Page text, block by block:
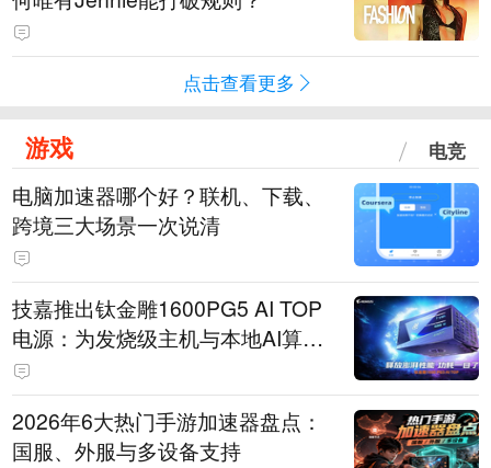
点击查看更多
游戏 电竞
电脑加速器哪个好？联机、下载、
跨境三大场景一次说清
技嘉推出钛金雕1600PG5 AI TOP
电源：为发烧级主机与本地AI算力
打造旗舰供电方案
2026年6大热门手游加速器盘点：
国服、外服与多设备支持